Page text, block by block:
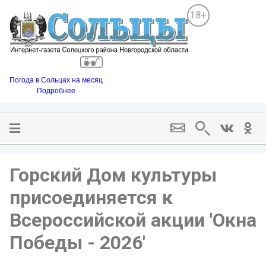
18+
Погода в Сольцах на месяц
Подробнее
Горский Дом культуры
присоединяется к
Всероссийской акции 'Окна
Победы - 2026'